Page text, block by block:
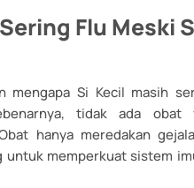
Flu Meski
mengapa Si Kecil masih
tidak ada obat
hanya meredakan
memperkuat sistem